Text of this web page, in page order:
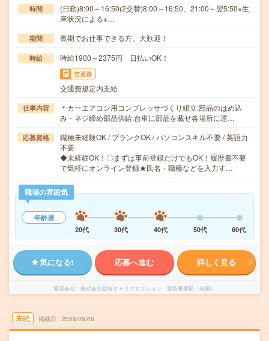
時間
(日勤)8:00～16:50(2交替)8:00～16:50、21:00～翌5:50※生
産状況による※…
期間 長期でお仕事できる方、大歓迎！
時給 時給1900～2375円 日払いOK！
交通費
交通費規定内支給
仕事内容
＊カーエアコン用コンプレッサづくり組立:部品のはめ込
み・ネジ締め部品供給:台車に部品を載せ各場所に運…
応募資格
職種未経験OK / ブランクOK / パソコンスキル不要 / 英語力
不要
◆未経験OK！〇まずは事前登録だけでもOK！履歴書不要
で気軽にオンライン登録★氏名・職種などを入力す…
職場の雰囲気
年齢層
20代
30代 40代 50代 60代
気になる! 応募へ進む 詳しく見る
派遣会社 株式会社綜合キャリアオプション 製造事業部（全国）
未読 掲載日 2026/08/06